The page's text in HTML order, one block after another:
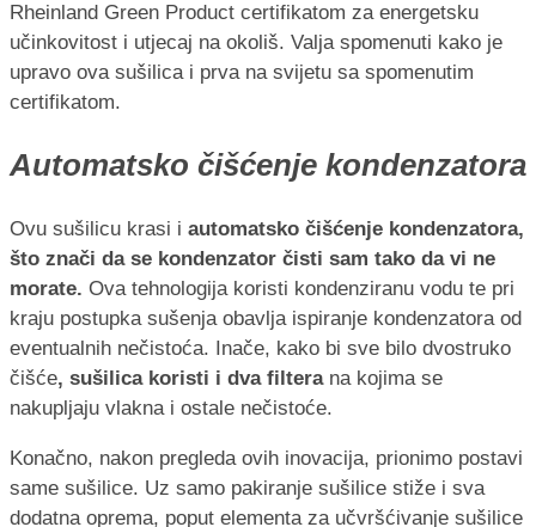
Rheinland Green Product certifikatom za energetsku
učinkovitost i utjecaj na okoliš. Valja spomenuti kako je
upravo ova sušilica i prva na svijetu sa spomenutim
certifikatom.
Automatsko čišćenje kondenzatora
Ovu sušilicu krasi i automatsko čišćenje kondenzatora,
što znači da se kondenzator čisti sam tako da vi ne
morate. Ova tehnologija koristi kondenziranu vodu te pri
kraju postupka sušenja obavlja ispiranje kondenzatora od
eventualnih nečistoća. Inače, kako bi sve bilo dvostruko
čišće, sušilica koristi i dva filterana kojima se
nakupljaju vlakna i ostale nečistoće.
Konačno, nakon pregleda ovih inovacija, prionimo postavi
same sušilice. Uz samo pakiranje sušilice stiže i sva
dodatna oprema, poput elementa za učvršćivanje sušilice